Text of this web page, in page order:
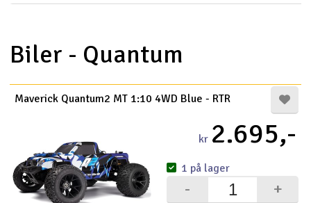
Biler - Quantum
Maverick Quantum2 MT 1:10 4WD Blue - RTR
kr 2.695,-
+
-
1 på lager